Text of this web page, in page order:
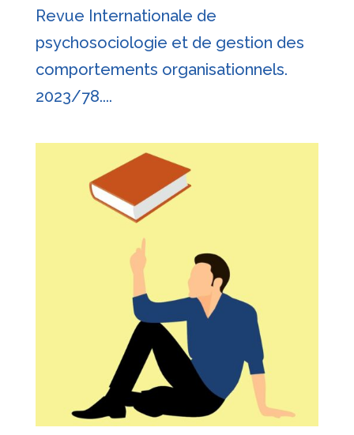
Revue Internationale de
psychosociologie et de gestion des
comportements organisationnels.
2023/78....